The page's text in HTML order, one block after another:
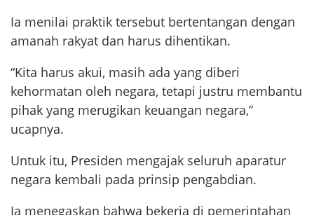
Ia menilai praktik tersebut bertentangan dengan
amanah rakyat dan harus dihentikan.
“Kita harus akui, masih ada yang diberi
kehormatan oleh negara, tetapi justru membantu
pihak yang merugikan keuangan negara,”
ucapnya.
Untuk itu, Presiden mengajak seluruh aparatur
negara kembali pada prinsip pengabdian.
Ia menegaskan bahwa bekerja di pemerintahan